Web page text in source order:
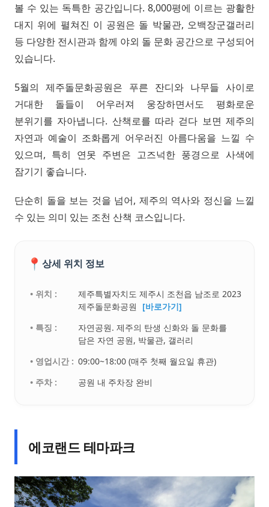
볼 수 있는 독특한 공간입니다. 8,000평에 이르는 광활한
대지 위에 펼쳐진 이 공원은 돌 박물관, 오백장군갤러리
등 다양한 전시관과 함께 야외 돌 문화 공간으로 구성되어
있습니다.
5월의 제주돌문화공원은 푸른 잔디와 나무들 사이로
거대한 돌들이 어우러져 웅장하면서도 평화로운
분위기를 자아냅니다. 산책로를 따라 걷다 보면 제주의
자연과 예술이 조화롭게 어우러진 아름다움을 느낄 수
있으며, 특히 연못 주변은 고즈넉한 풍경으로 사색에
잠기기 좋습니다.
단순히 돌을 보는 것을 넘어, 제주의 역사와 정신을 느낄
수 있는 의미 있는 조천 산책 코스입니다.
📍 상세 위치 정보
• 위치 :
제주특별자치도 제주시 조천읍 남조로 2023
제주돌문화공원
[바로가기]
• 특징 :
자연공원. 제주의 탄생 신화와 돌 문화를
담은 자연 공원, 박물관, 갤러리
• 영업시간 : 09:00~18:00 (매주 첫째 월요일 휴관)
• 주차 :
공원 내 주차장 완비
에코랜드 테마파크